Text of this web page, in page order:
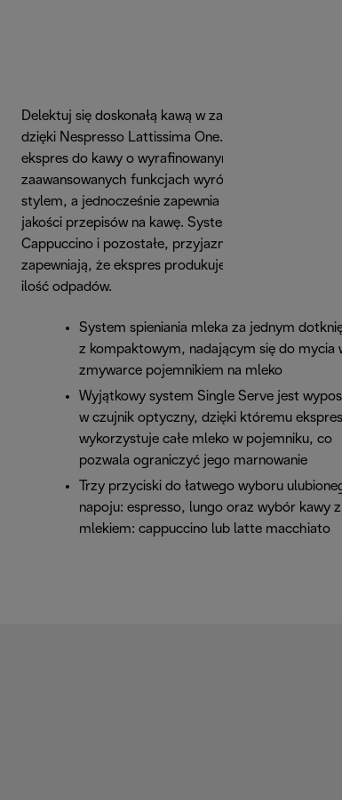
Delektuj się doskonałą kawą w zaciszu własnego
dzięki Nespresso Lattissima One. Ten elegancki, biały
ekspres do kawy o wyrafinowanym designie i
zaawansowanych funkcjach wyróżnia się wyjątkowym
stylem, a jednocześnie zapewnia Ci szeroki wybór
jakości przepisów na kawę. System Single Serve
Cappuccino i pozostałe, przyjazne dla środowiska
zapewniają, że ekspres produkuje możliwie
ilość odpadów.
System spieniania mleka za jednym
z kompaktowym, nadającym się do mycia
zmywarce pojemnikiem na mleko
Wyjątkowy system Single Serve jest
w czujnik optyczny, dzięki któremu ekspres
wykorzystuje całe mleko w pojemniku, co
pozwala ograniczyć jego marnowanie
Trzy przyciski do łatwego wyboru
napoju: espresso, lungo oraz wybór kawy z
mlekiem: cappuccino lub latte macchiato